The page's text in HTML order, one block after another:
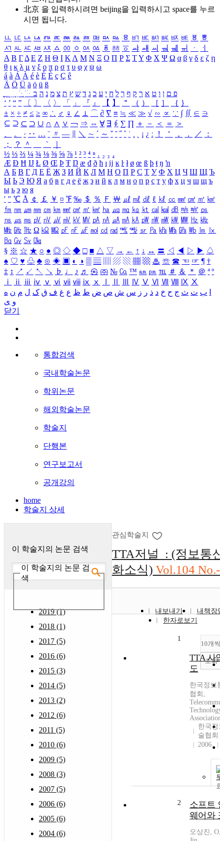
北京 을 입력하시려면 beijing을 입력하시고 space를 누르
시면 됩니다.
ㅥ ㅦ ㅧ ㅨ ㅩ ㅪ ㅫ ㅬ ㅭ ㅮ ㅯ ㅰ ㅱ ㅲ ㅳ ㅴ ㅵ ㅶ ㅷ ㅸ
ㅹ
ㅺ ㅻ ㅼ ㅽ ㅾ ㅿ ㆀ ㆁ ㆂ ㆃ ㆄ ㆅ ㆆ ㆇ ㆈ ㆉ ㆊ ㆋ ㆌ ㆍ
ㆎ
Α Β ΓΔ Ε Ζ Η Θ Ι ΚΛ Μ Ν Ξ Ο Π Ρ Σ ΤΥ Φ Χ Ψ Ω α β γ δ ε ζ η
θ ι κ λ μ ν ξ ο π ρ σ τ υ φ χ ψ ω
á à Á À é è É È ç Ç ê
Ä Ö Ü ä ö ü ß
ִֶֹ ֻּ ׁׂ פ ם ן ו ט א ר ק ף ך ל ח י ע כ ג ד ש ץ ת צ מ נ ה ב
‘ ’ “ ” 〔 〕 〈 〉 「 」 『 』 【 】 ＂ （ ） ［ ］ ｛ ｝
± × ÷ ≠ ≤ ≥ ∞ ∴ ♂ ♀ ∠ ⊥ ⌒ ∂ ∇ ≡ ≒ ≪ ≫ √ ∽ ∝ ∵ ∫ ∬ ∈ ∋
⊆ ⊇ ⊂ ⊃ ∪ ∩ ∧ ∨ ￢ ⇒ ⇔ ∀ ∃ ∮ ∑ ∏ ＋ － ＜ ＝
＞
、
。 · ‥ … ¨ 〃 ― ＼ ∼ ´ ～ ˇ ˘ ˝ ˚ ˙ ¸ ¡ ¿ ː ！ ＇ ， ． ／
：
；
？ ＾ ｀
½ ⅓ ⅔ ¼ ¾ ⅛ ⅜ ⅝ ⅞ ¹ ² ³ ⁴ ⁿ ₁ ₂ ₃ ₄
Æ Ð Ħ Ĳ Ł Ø Œ Þ Ŧ Ŋ æ đ ð ħ ı ĳ ĸ ŀ ł ø œ ß þ ŧ ŋ ŉ
А Б В Г Д Е Ё Ж З И Й К Л М Н О П Р С Т У Ф Х Ц Ч Ш Щ Ъ
Ы Ь Э Ю Я а б в г д е ё ж з и й к л м н о п р с т у ф х ц ч ш щ ъ
ы ь э ю я
′ ″ ℃ Å ￠ ￡ ￥ ¤ ℉ ‰ ＄ ％ Ｆ ￦ ㎕ ㎖ ㎗ ℓ ㎘ ㏄ ㎣ ㎤ ㎥ ㎦
㎙ ㎚ ㎛ ㎜ ㎝ ㎞ ㎟ ㎠ ㎡ ㎢ ㏊ ㎍ ㎎ ㎏ ㏏ ㎈ ㎉ ㏈ ㎧ ㎨ ㎰
㎱ ㎲ ㎳ ㎴ ㎵ ㎶ ㎷ ㎸ ㎹ ㎀ ㎁ ㎂ ㎃ ㎄ ㎺ ㎻ ㎽ ㎾ ㎿ ㎐ ㎑
㎒ ㎓ ㎔ Ω ㏀ ㏁ ㎊ ㎋ ㎌ ㏖ ㏅ ㎭ ㎮ ㎯ ㏛ ㎩ ㎪ ㎫ ㎬ ㏝ ㏐
㏓
㏃ ㏉ ㏜ ㏆
§ ※ ☆ ★ ○ ● ◎ ◇ ◆ □ ■ △ ▽ → ← ↑ ↓ ↔ 〓 ◁ ◀ ▷ ▶ ♤
♠ ♡ ♥ ♧ ♣ ⊙ ◈ ▣ ◐ ◑ ▒ ▤ ▨ ▧ ▦ ▩ ♨ ☏ ☎ ☜ ☞ ¶ †
‡ ↕ ↗ ↙ ↖ ↘ ♭ ♩ ♪ ♬ ㉿ ㈜ № ㏇ ™ ㏂ ㏘ ℡ ＃ ＆ ＊ ＠ ª º
ⅰ
ⅱ ⅲ ⅳ ⅴ ⅵ ⅶ ⅷ ⅸ ⅹ Ⅳ Ⅴ Ⅵ Ⅶ Ⅷ Ⅸ Ⅹ
ب ت ث ج ح خ د ذ ر ز س ش ص ض ط ظ ع غ ف ق ک ل م ن ه
و ی
닫기
통합검색
국내학술논문
학위논문
해외학술논문
학술지
단행본
연구보고서
공개강의
home
학술지 상세
이 학술지의 논문 검색
이 학술지의 논문 검
색
2019 (1)
2018 (1)
2017 (5)
2016 (6)
2015 (3)
2014 (5)
2013 (2)
2012 (6)
2011 (5)
2010 (6)
2009 (5)
2008 (3)
2007 (5)
2006 (6)
2005 (6)
2004 (6)
관심학술지
TTA저널 : (정보통
화소식) Vol.104 No.-
내보내기
내책장
한자로보기
10개
조회
1
TTA 사
도
한국정보
협회,
한국
술협회
2006
2
소프트
웨어와
오상진,